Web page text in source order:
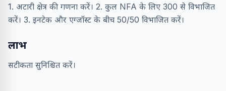
1. अटारी क्षेत्र की गणना करें। 2. कुल NFA के लिए 300 से विभाजित
करें। 3. इनटेक और एग्जॉस्ट के बीच 50/50 विभाजित करें।
लाभ
सटीकता सुनिश्चित करें।